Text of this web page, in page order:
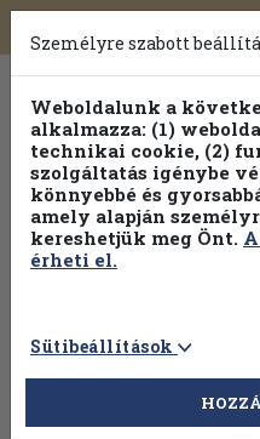
Toggle
navigation
Vissza az előző oldalra
Személyre szabott
Weboldalunk a
alkalmazza: (1)
technikai cookie, (2)
szolgáltatás igénybe
könnyebbé és
amely alapján
kereshetjük meg Önt.
érheti el.
Sütibeállítások